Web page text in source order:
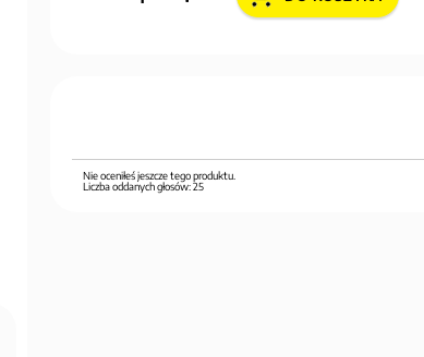
Nie oceniłeś jeszcze tego produktu.
Liczba oddanych głosów:25